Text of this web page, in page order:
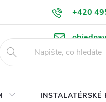
+420
Podmínky ochrany osobních
INSTALATÉRSKÉ